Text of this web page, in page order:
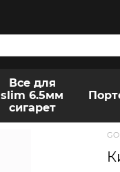
Все для
slim 6.5мм
сигарет